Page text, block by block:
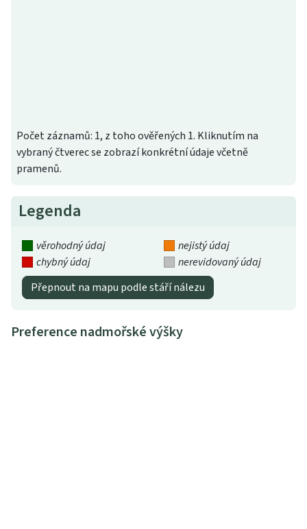
Počet záznamů: 1, z toho ověřených 1. Kliknutím na
vybraný čtverec se zobrazí konkrétní údaje včetně
pramenů.
Legenda
věrohodný údaj
nejistý údaj
chybný údaj
nerevidovaný údaj
Přepnout na mapu podle stáří nálezu
Preference nadmořské výšky